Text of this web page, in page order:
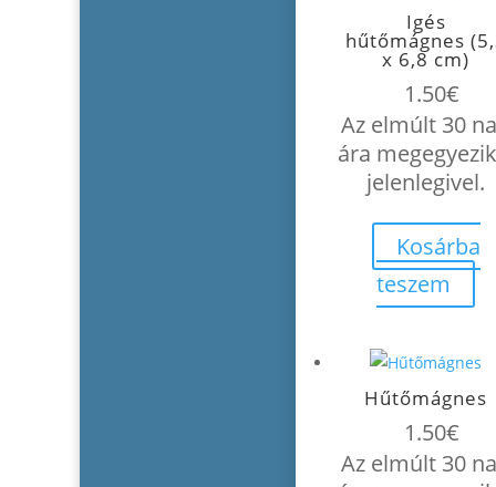
Igés
hűtőmágnes
x 6,8 cm)
1.50€
Az elmúlt 30
ára
jelenlegivel.
Kosárba
teszem
Hűtőmágnes
1.50€
Az elmúlt 30